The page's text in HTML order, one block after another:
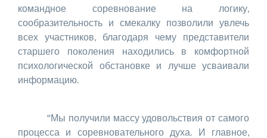
командное соревнование на логику,
сообразительность и смекалку позволили увлечь
всех участников, благодаря чему представители
старшего поколения находились в комфортной
психологической обстановке и лучше усваивали
информацию.
"Мы получили массу удовольствия от самого
процесса и соревновательного духа. И главное,